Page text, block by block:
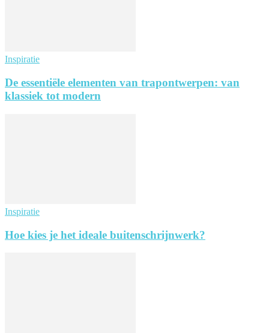
Inspiratie
De essentiële elementen van trapontwerpen: van
klassiek tot modern
Inspiratie
Hoe kies je het ideale buitenschrijnwerk?